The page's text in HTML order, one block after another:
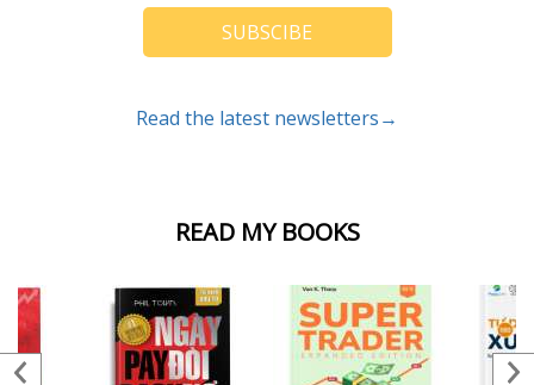
READ MY BOOKS
SUBSCIBE
Read the latest newsletters→